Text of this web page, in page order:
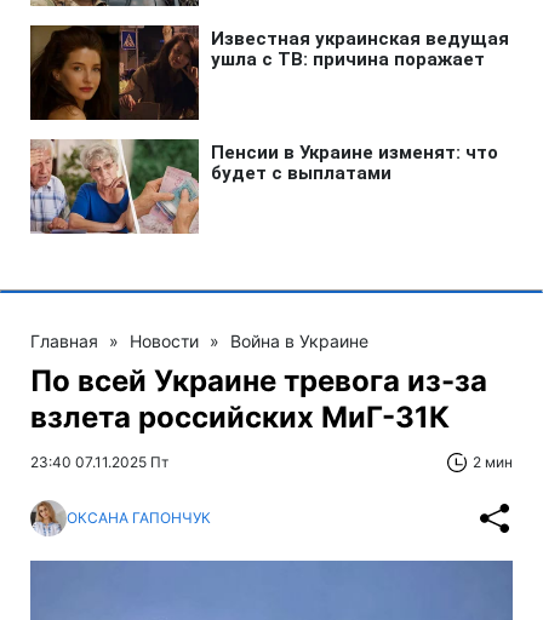
Главная » Новости » Война в Украине
По всей Украине тревога из-за
взлета российских МиГ-31К
23:40 07.11.2025 Пт 2 мин
ОКСАНА ГАПОНЧУК